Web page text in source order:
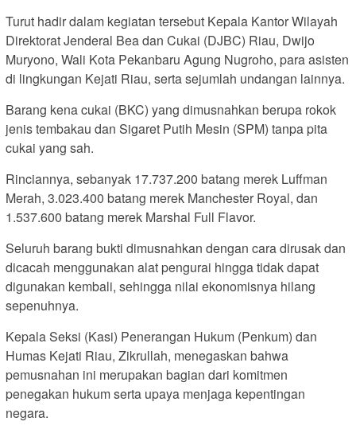
Turut hadir dalam kegiatan tersebut Kepala Kantor Wilayah
Direktorat Jenderal Bea dan Cukai (DJBC) Riau, Dwijo
Muryono, Wali Kota Pekanbaru Agung Nugroho, para asisten
di lingkungan Kejati Riau, serta sejumlah undangan lainnya.
Barang kena cukai (BKC) yang dimusnahkan berupa rokok
jenis tembakau dan Sigaret Putih Mesin (SPM) tanpa pita
cukai yang sah.
Rinciannya, sebanyak 17.737.200 batang merek Luffman
Merah, 3.023.400 batang merek Manchester Royal, dan
1.537.600 batang merek Marshal Full Flavor.
Seluruh barang bukti dimusnahkan dengan cara dirusak dan
dicacah menggunakan alat pengurai hingga tidak dapat
digunakan kembali, sehingga nilai ekonomisnya hilang
sepenuhnya.
Kepala Seksi (Kasi) Penerangan Hukum (Penkum) dan
Humas Kejati Riau, Zikrullah, menegaskan bahwa
pemusnahan ini merupakan bagian dari komitmen
penegakan hukum serta upaya menjaga kepentingan
negara.